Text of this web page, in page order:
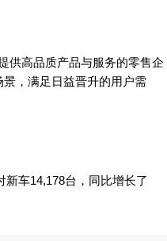
供高品质产品与服务的零售企
，满足日益晋升的用户需
新车14,178台，同比增长了